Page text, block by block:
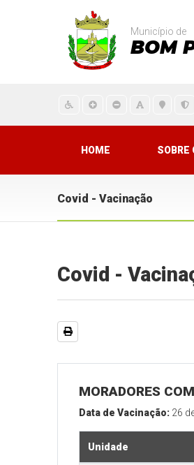
Município de
BOM
HOME SOBRE
Covid - Vacinação
Covid -
MORADORES
Data de Vacinação: 26
Unidade